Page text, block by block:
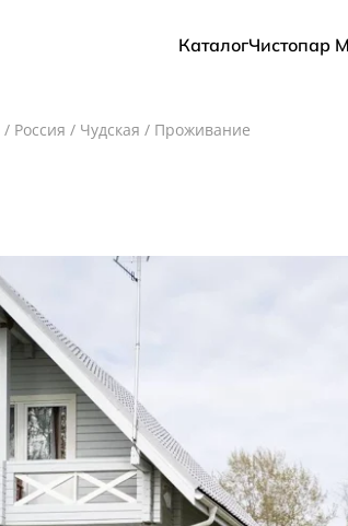
КаталогЧистопар
/ Россия / Чудская / Проживание